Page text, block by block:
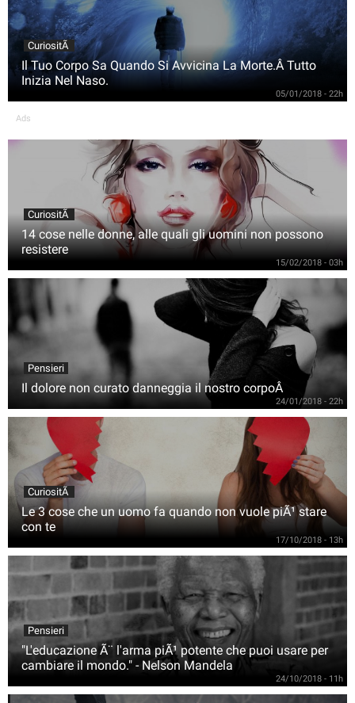
CuriositÃ
Il Tuo Corpo Sa Quando Si Avvicina La Morte.Â Tutto
Inizia Nel Naso.
05/01/2018 - 22h
Ads
CuriositÃ
14 cose nelle donne, alle quali gli uomini non possono
resistere
15/02/2018 - 03h
Pensieri
Il dolore non curato danneggia il nostro corpoÂ
24/01/2018 - 22h
CuriositÃ
Le 3 cose che un uomo fa quando non vuole piÃ¹ stare
con te
17/10/2018 - 13h
Pensieri
"L'educazione Ã¨ l'arma piÃ¹ potente che puoi usare per
cambiare il mondo." - Nelson Mandela
24/10/2018 - 11h